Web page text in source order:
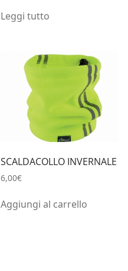
Leggi tutto
SCALDACOLLO INVERNALE
6,00€
Aggiungi al carrello